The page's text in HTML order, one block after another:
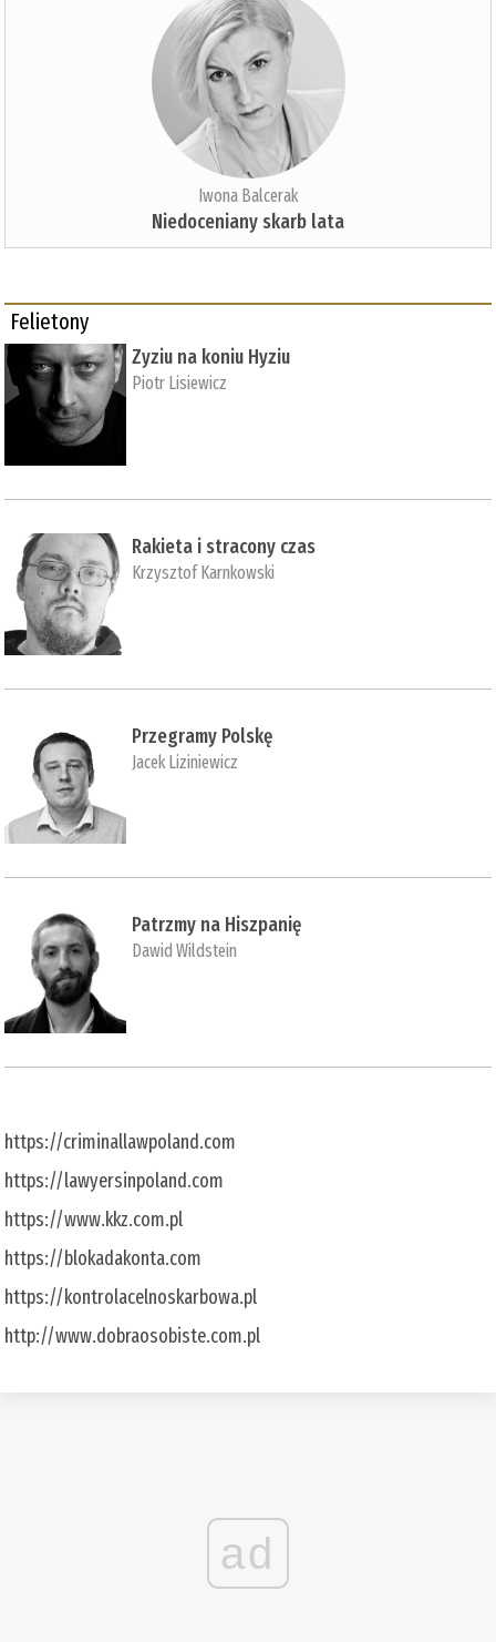
Iwona Balcerak
Niedoceniany skarb lata
Felietony
Zyziu na koniu Hyziu
Piotr Lisiewicz
Rakieta i stracony czas
Krzysztof Karnkowski
Przegramy Polskę
Jacek Liziniewicz
Patrzmy na Hiszpanię
Dawid Wildstein
https://criminallawpoland.com
https://lawyersinpoland.com
https://www.kkz.com.pl
https://blokadakonta.com
https://kontrolacelnoskarbowa.pl
http://www.dobraosobiste.com.pl
ad